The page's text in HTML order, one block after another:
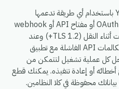
تقوم eGrow بتفويض YouCan باستخدام أي طريقة تدعمها
YouCan رسميًا — سواء كانت OAuth أو مفتاح API أو webhook
موقع — كما تقوم بتشفير البيانات أثناء النقل (TLS 1.2+) وعند
التخزين، وتعيد محاولة إجراء مكالمات API الفاشلة مع تطبيق
كل عملية تشغيل لتتمكن من
أو إعادة تنفيذه. يمكنك قطع
محفوظة في كلا النظامين.